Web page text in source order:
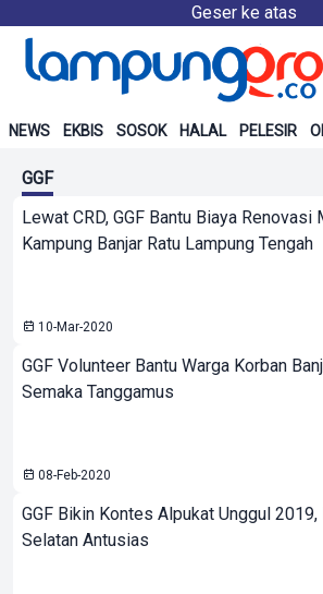
Geser ke atas
NEWS EKBIS SOSOK HALAL PELESIR
GGF
Lewat CRD, GGF Bantu Biaya
Kampung Banjar Ratu Lampung Tengah
10-Mar-2020
GGF Volunteer Bantu Warga Korban
Semaka Tanggamus
08-Feb-2020
GGF Bikin Kontes Alpukat Unggul
Selatan Antusias